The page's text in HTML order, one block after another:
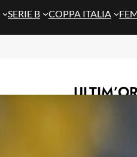
SERIE B COPPA ITALIA